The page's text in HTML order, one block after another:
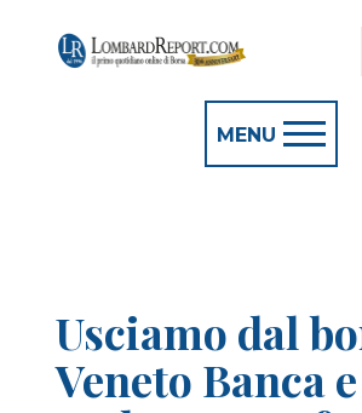
MENU
Usciamo dal
Veneto Banca e